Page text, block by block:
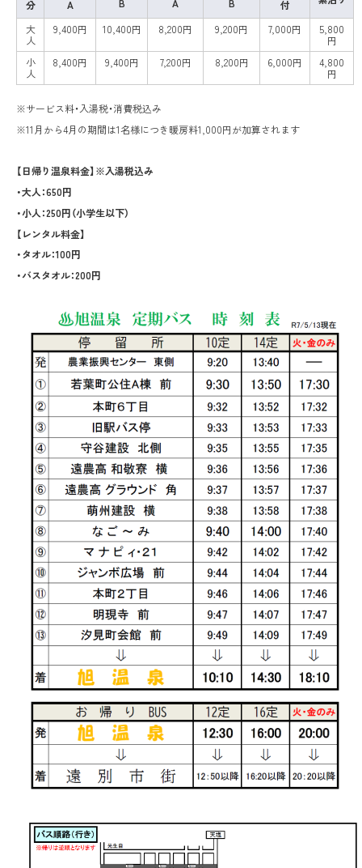
分
A
付
大
人
9,400円 10,400円 8,200円 9,200円 7,000円
5,800
円
小
人
8,400円 9,400円 7,200円 8,200円 6,000円
4,800
円
※サービス料・入湯税・消費税込み
※11月から4月の期間は1名様につき暖房料1,000円が加算されます
【日帰り温泉料金】※入湯税込み
・大人：650円
・小人：250円（小学生以下）
【レンタル料金】
・タオル：100円
・バスタオル：200円